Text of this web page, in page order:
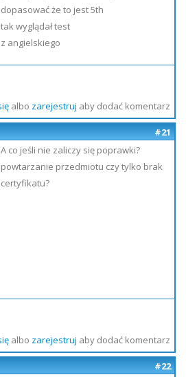
dopasować że to jest 5th
tak wyglądał test
z angielskiego
albo zarejestruj aby dodać komentarz
#21
A co jeśli nie zaliczy się poprawki?
powtarzanie przedmiotu czy tylko brak
certyfikatu?
albo zarejestruj aby dodać komentarz
#22